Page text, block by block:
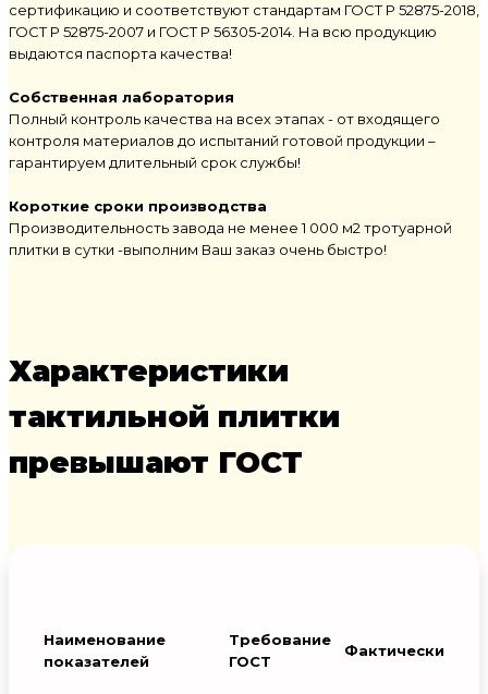
сертификацию и соответствуют стандартам ГОСТ Р 52875-2018,
ГОСТ Р 52875-2007 и ГОСТ Р 56305-2014. На всю продукцию
выдаются паспорта качества!
Собственная лаборатория
Полный контроль качества на всех этапах - от входящего
контроля материалов до испытаний готовой продукции –
гарантируем длительный срок службы!
Короткие сроки производства
Производительность завода не менее 1 000 м2 тротуарной
плитки в сутки -выполним Ваш заказ очень быстро!
Характеристики
тактильной плитки
превышают ГОСТ
Наименование
показателей
Требование
ГОСТ
Фактически